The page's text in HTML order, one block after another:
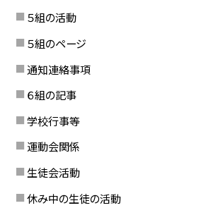
５組の活動
５組のページ
通知連絡事項
６組の記事
学校行事等
運動会関係
生徒会活動
休み中の生徒の活動